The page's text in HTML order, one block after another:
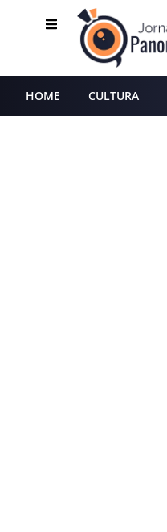
HOME CULTURA